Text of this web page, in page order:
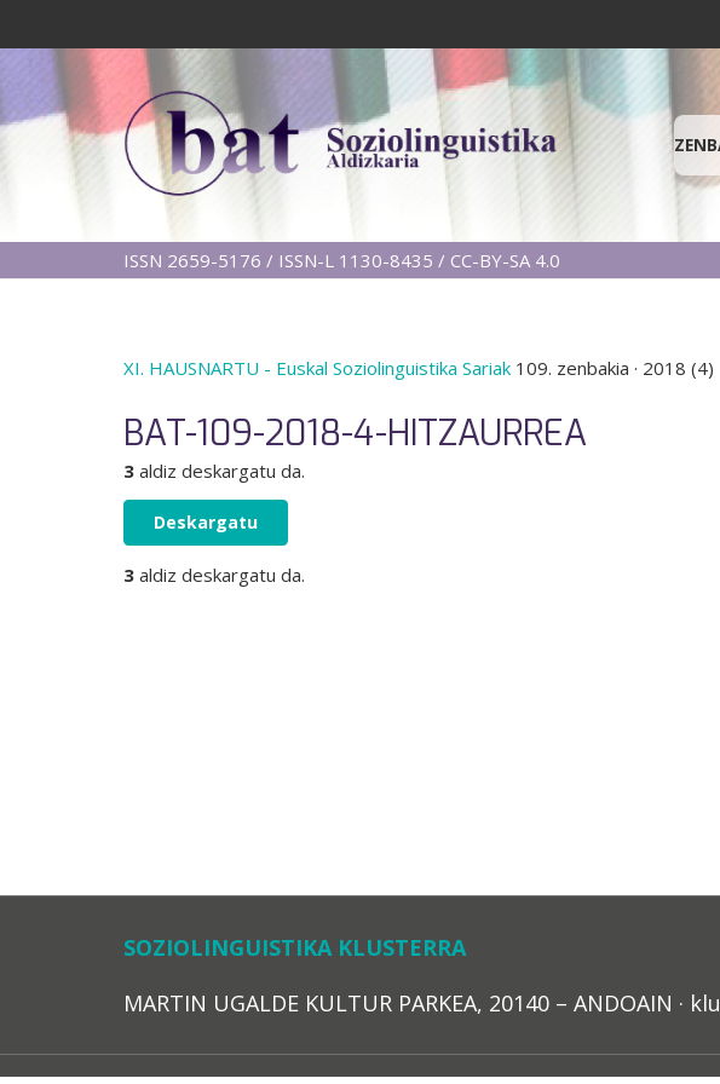
ISSN 2659-5176 / ISSN-L 1130-8435 / CC-BY-SA 4.0
XI. HAUSNARTU - Euskal Soziolinguistika Sariak 109. zenbakia · 2018 (4)
BAT-109-2018-4-HITZAURREA
3 aldiz deskargatu da.
Deskargatu
3 aldiz deskargatu da.
SOZIOLINGUISTIKA KLUSTERRA
MARTIN UGALDE KULTUR PARKEA, 20140 – ANDOAIN ·